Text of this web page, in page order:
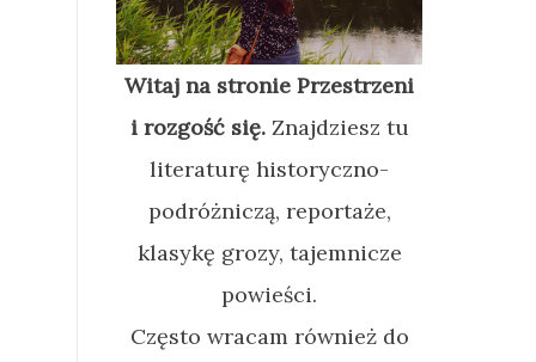
Witaj na stronie Przestrzeni
i rozgość się. Znajdziesz tu
literaturę historyczno-
podróżniczą, reportaże,
klasykę grozy, tajemnicze
powieści.
Często wracam również do